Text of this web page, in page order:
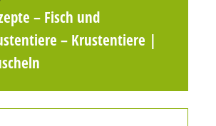
– Fisch und
– Krustentiere |